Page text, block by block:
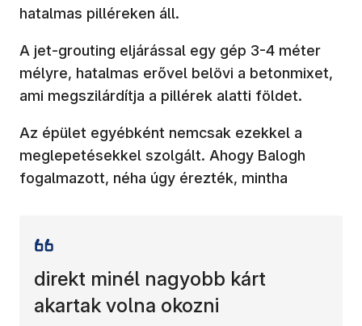
hatalmas pilléreken áll.
A jet-grouting eljárással egy gép 3-4 méter
mélyre, hatalmas erővel belövi a betonmixet,
ami megszilárdítja a pillérek alatti földet.
Az épület egyébként nemcsak ezekkel a
meglepetésekkel szolgált. Ahogy Balogh
fogalmazott, néha úgy érezték, mintha
direkt minél nagyobb kárt
akartak volna okozni